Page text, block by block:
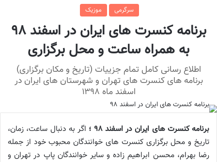
سرگرمی موزیک
برنامه کنسرت های ایران در اسفند ۹۸
به همراه ساعت و محل برگزاری
اطلاع رسانی کامل تمام جزییات (تاریخ و مکان برگزاری)
برنامه های کنسرت های تهران و شهرستان های ایران در
اسفند ماه ۱۳۹۸
برنامه کنسرت های ایران در اسفند ۹۸ ؛
اگر به دنبال ساعت، زمان،
تاریخ و محل برگزاری کنسرت های خوانندگان محبوب خود از جمله
رضا بهرام، محسن ابراهیم زاده و سایر خوانندگان پاپ در تهران و